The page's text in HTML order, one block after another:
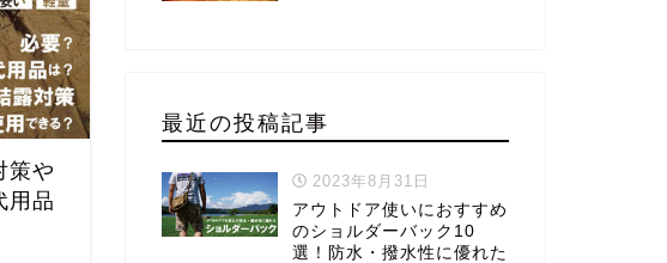
策や
用品
最近の投稿記事
2023年8月31日
アウトドア使いにおすすめ
のショルダーバック10
選！防水・撥水性に優れた